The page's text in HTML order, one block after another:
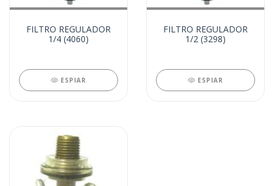
FILTRO REGULADOR
1/4 (4060)
ESPIAR
FILTRO REGULADOR
1/2 (3298)
ESPIAR